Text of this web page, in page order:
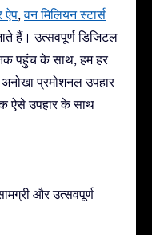
ऐप,वन मिलियन स्टार्स
हैं। उत्सवपूर्ण डिजिटल
पहुंच के साथ, हम हर
प्रमोशनल उपहार
ऐसे उपहार के साथ
और उत्सवपूर्ण